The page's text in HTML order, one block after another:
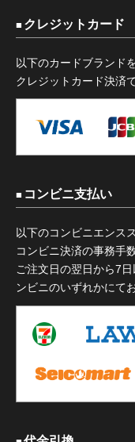
クレジットカード
以下のカードブランド
クレジットカード決済
コンビニ支払い
以下のコンビニエンス
コンビニ決済の事務手
ご注文日の翌日から7
ンビニのいずれかにて